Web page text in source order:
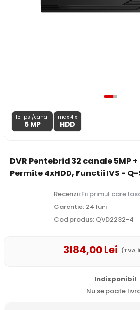
15 fps /canal
5 MP
max 4 x
HDD
DVR Pentebrid 32 canale 5MP +
Permite 4xHDD, Functii IVS -
Recenzii:Fii primul care
Garantie: 24 luni
Cod produs: QVD2232-4
3184,00Lei (TVA
Indisponibil
Nu se poate